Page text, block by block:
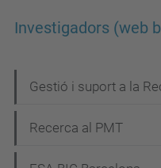
Investigadors (web
a
v
Gestió i suport a la
Recerca al PMT